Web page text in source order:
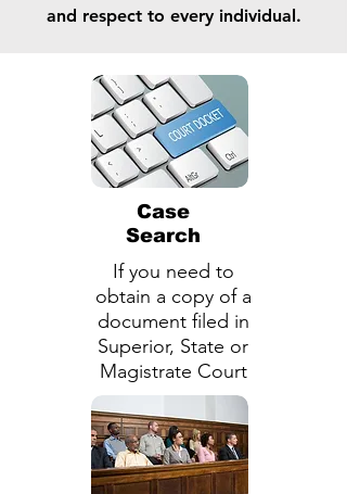
and respect to every individual.
Case
Search
If you need to
obtain a copy of a
document filed in
Superior, State or
Magistrate Court